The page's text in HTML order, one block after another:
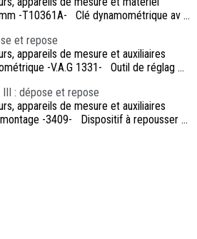
-T10361A- Clé dynamométrique av ...
et repose
appareils de mesure et auxiliaires
-V.A.G 1331- Outil de réglag ...
: dépose et repose
appareils de mesure et auxiliaires
-3409- Dispositif à repousser ...